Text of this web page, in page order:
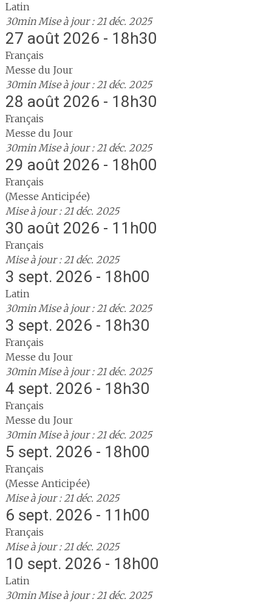
Latin
30min Mise à jour : 21 déc. 2025
27 août 2026 - 18h30
Français
Messe du Jour
30min Mise à jour : 21 déc. 2025
28 août 2026 - 18h30
Français
Messe du Jour
30min Mise à jour : 21 déc. 2025
29 août 2026 - 18h00
Français
(Messe Anticipée)
Mise à jour : 21 déc. 2025
30 août 2026 - 11h00
Français
Mise à jour : 21 déc. 2025
3 sept. 2026 - 18h00
Latin
30min Mise à jour : 21 déc. 2025
3 sept. 2026 - 18h30
Français
Messe du Jour
30min Mise à jour : 21 déc. 2025
4 sept. 2026 - 18h30
Français
Messe du Jour
30min Mise à jour : 21 déc. 2025
5 sept. 2026 - 18h00
Français
(Messe Anticipée)
Mise à jour : 21 déc. 2025
6 sept. 2026 - 11h00
Français
Mise à jour : 21 déc. 2025
10 sept. 2026 - 18h00
Latin
30min Mise à jour : 21 déc. 2025